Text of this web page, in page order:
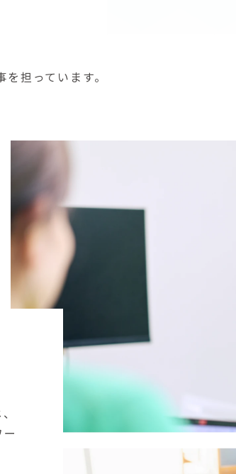
担っています。